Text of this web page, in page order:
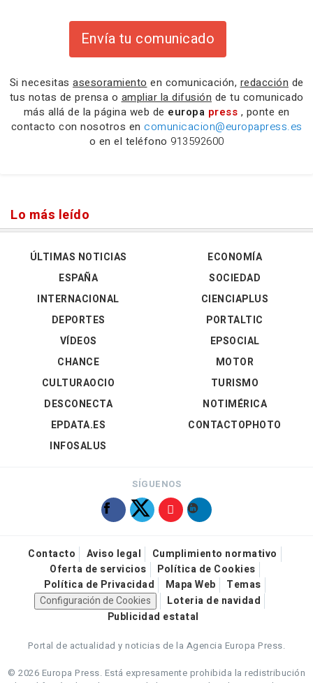
Envía tu comunicado
Si necesitas asesoramiento en comunicación, redacción de
tus notas de prensa o ampliar la difusión de tu comunicado
más allá de la página web de europa press , ponte en
contacto con nosotros en comunicacion@europapress.es
o en el teléfono 913592600
Lo más leído
ÚLTIMAS NOTICIAS
ESPAÑA
INTERNACIONAL
DEPORTES
VÍDEOS
ECONOMÍA
SOCIEDAD
CIENCIAPLUS
PORTALTIC
EPSOCIAL
CHANCE
CULTURAOCIO
DESCONECTA
EPDATA.ES
INFOSALUS
MOTOR
TURISMO
NOTIMÉRICA
CONTACTOPHOTO
SÍGUENOS
Contacto Aviso legal
Cumplimiento normativo
Oferta de servicios
Política de Cookies
Política de Privacidad
Mapa Web
Temas
Configuración de Cookies
Loteria de navidad
Publicidad estatal
Portal de actualidad y noticias de la Agencia Europa Press.
© 2026 Europa Press. Está expresamente prohibida la redistribución